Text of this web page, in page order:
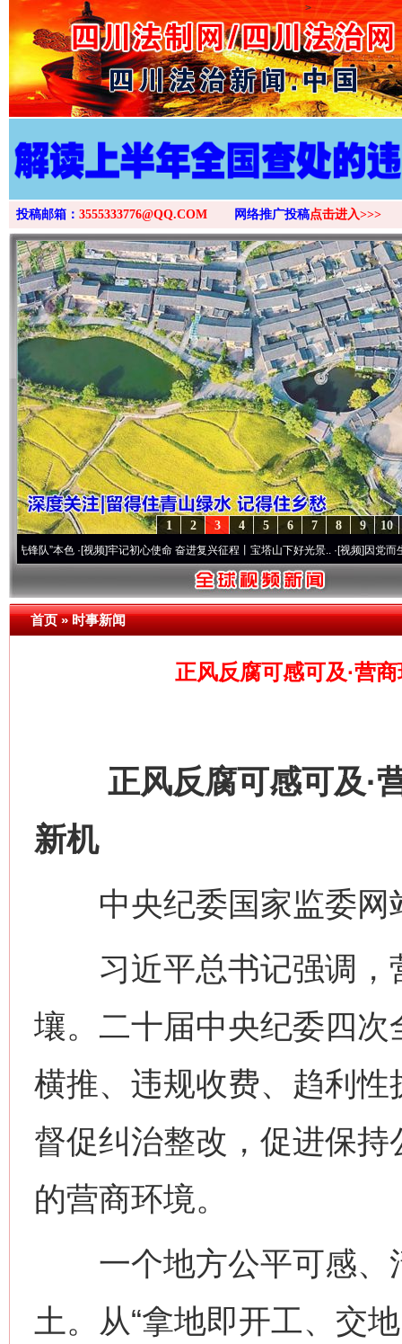
>
投稿邮箱： 3555333776@QQ.COM 网络推广投稿点击进入>>>
10
9
8
7
6
5
4
3
2
1
本色·[视频]牢记初心使命 奋进复兴征程丨宝塔山下好光景..·[视频]因党而生 为党而
首页»时事新闻
正风反腐可感可及·营
正风反腐可感可及·营
新机
中央纪委国家监委网
习近平总书记强调，
壤。二十届中央纪委四
横推、违规收费、趋利
督促纠治整改，促进保
的营商环境。
一个地方公平可感、
土。从“拿地即开工、交